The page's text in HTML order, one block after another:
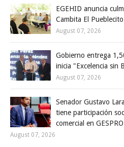
EGEHID anuncia
Cambita El
August 07, 2026
Gobierno entrega
inicia "Excelencia sin
August 07, 2026
Senador Gustavo
tiene participación
comercial en GESPRO
August 07, 2026